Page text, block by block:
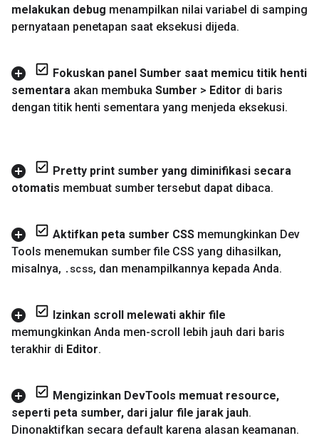
melakukan debug menampilkan nilai variabel di samping
pernyataan penetapan saat eksekusi dijeda.
Fokuskan panel Sumber saat memicu titik henti
sementara akan membuka Sumber > Editor di baris
dengan titik henti sementara yang menjeda eksekusi.
Pretty print sumber yang diminifikasi secara
otomatis membuat sumber tersebut dapat dibaca.
Aktifkan peta sumber CSS memungkinkan Dev
Tools menemukan sumber file CSS yang dihasilkan,
misalnya, .scss, dan menampilkannya kepada Anda.
Izinkan scroll melewati akhir file
memungkinkan Anda men-scroll lebih jauh dari baris
terakhir di Editor.
Mengizinkan DevTools memuat resource,
seperti peta sumber, dari jalur file jarak jauh.
Dinonaktifkan secara default karena alasan keamanan.